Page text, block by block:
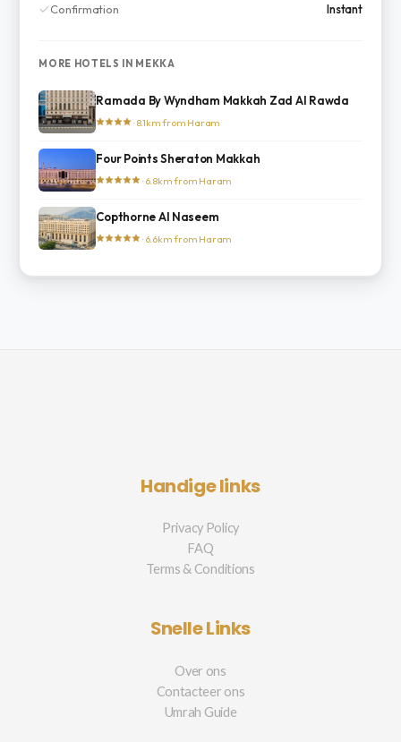
Confirmation Instant
MORE HOTELS IN MEKKA
Ramada By Wyndham Makkah Zad Al Rawda
· 8.1km from Haram
Four Points Sheraton Makkah
· 6.8km from Haram
Copthorne Al Naseem
· 6.6km from Haram
Handige links
Privacy Policy
FAQ
Terms & Conditions
Snelle Links
Over ons
Contacteer ons
Umrah Guide